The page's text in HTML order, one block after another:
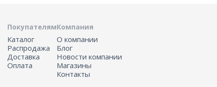
Покупателям
Каталог
Распродажа
Доставка
Оплата
Компания
О компании
Блог
Новости компании
Магазины
Контакты